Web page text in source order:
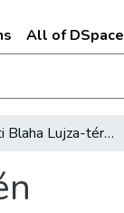
All of DSpace
A földalatti Blaha Lujza-téri építkezésén